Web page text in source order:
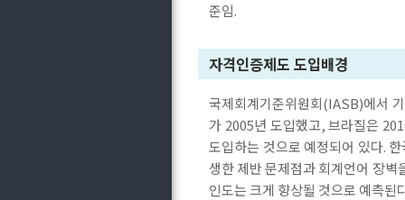
준임.
자격인증제도 도입배경
국제회계기준위원회(IASB)에서
가 2005년 도입했고, 브라질은
도입하는 것으로 예정되어 있다.
생한 제반 문제점과 회계언어 장
인도는 크게 향상될 것으로 예측된